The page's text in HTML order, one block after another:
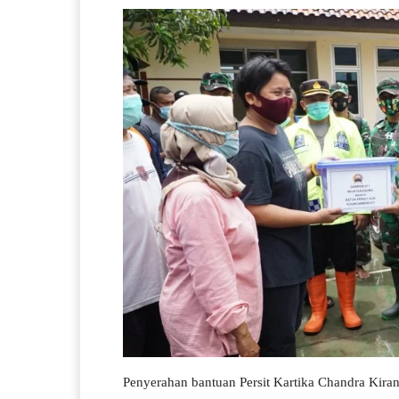
Penyerahan bantuan Persit Kartika Chandra